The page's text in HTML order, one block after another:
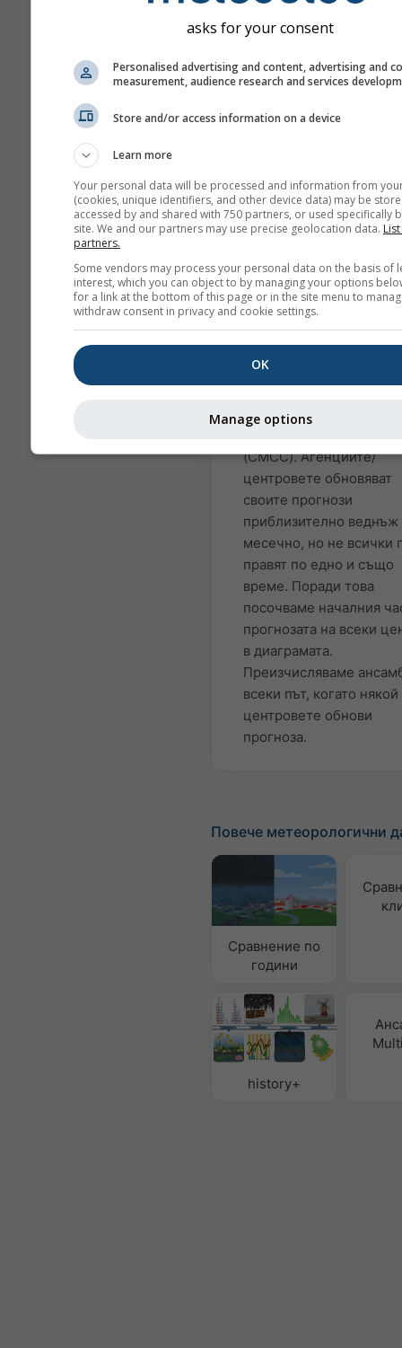
Ниня.
Различните модели,
представени тук, се
изчисляват от:
център за
околната среда
(NCEP/NOAA),
метеорологична
(DWD), Британската
метеорологична
(UKMO), MeteoFrance
(METEOFR), Японската
метеорологична
средиземноморския
(CMCC). Агенциите/
центровете обновяват
своите прогнози
приблизително веднъж
месечно, но не всички
правят по едно и също
време. Поради това
посочваме началния
прогнозата на всеки
в диаграмата.
Преизчисляваме
всеки път, когато някой
центровете обнови
прогноза.
Повече метеорологични
Сравнение по
години
history+
asks for your consent
Personalised advertising and content, advertising and
measurement, audience research and services
Store and/or access information on a device
Learn more
Your personal data will be processed and information from
(cookies, unique identifiers, and other device data) may be
accessed by and shared with 750 partners, or used specifically
site. We and our partners may use precise geolocation data.
partners.
Some vendors may process your personal data on the basis of
interest, which you can object to by managing your options
for a link at the bottom of this page or in the site menu to
withdraw consent in privacy and cookie settings.
OK
Manage options